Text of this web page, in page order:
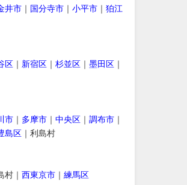
井市｜ 国分寺市｜ 小平市｜ 狛江
区｜ 新宿区｜ 杉並区｜ 墨田区｜
市｜ 多摩市｜ 中央区｜ 調布市｜
島区｜利島村
村｜ 西東京市｜ 練馬区